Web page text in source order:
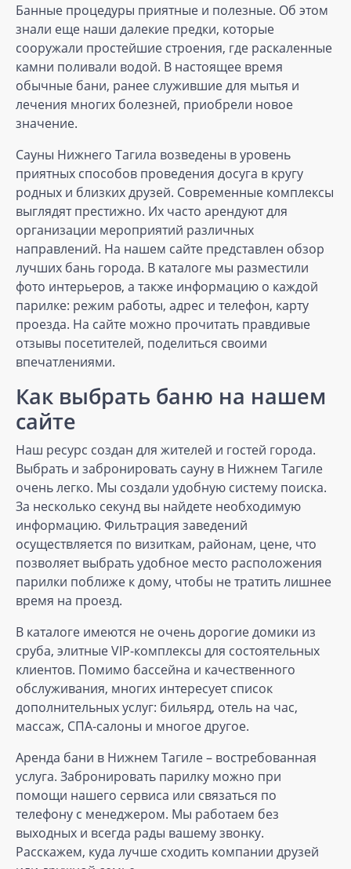
Банные процедуры приятные и полезные. Об этом
знали еще наши далекие предки, которые
сооружали простейшие строения, где раскаленные
камни поливали водой. В настоящее время
обычные бани, ранее служившие для мытья и
лечения многих болезней, приобрели новое
значение.
Сауны Нижнего Тагила возведены в уровень
приятных способов проведения досуга в кругу
родных и близких друзей. Современные комплексы
выглядят престижно. Их часто арендуют для
организации мероприятий различных
направлений. На нашем сайте представлен обзор
лучших бань города. В каталоге мы разместили
фото интерьеров, а также информацию о каждой
парилке: режим работы, адрес и телефон, карту
проезда. На сайте можно прочитать правдивые
отзывы посетителей, поделиться своими
впечатлениями.
Как выбрать баню на нашем
сайте
Наш ресурс создан для жителей и гостей города.
Выбрать и забронировать сауну в Нижнем Тагиле
очень легко. Мы создали удобную систему поиска.
За несколько секунд вы найдете необходимую
информацию. Фильтрация заведений
осуществляется по визиткам, районам, цене, что
позволяет выбрать удобное место расположения
парилки поближе к дому, чтобы не тратить лишнее
время на проезд.
В каталоге имеются не очень дорогие домики из
сруба, элитные VIP-комплексы для состоятельных
клиентов. Помимо бассейна и качественного
обслуживания, многих интересует список
дополнительных услуг: бильярд, отель на час,
массаж, СПА-салоны и многое другое.
Аренда бани в Нижнем Тагиле – востребованная
услуга. Забронировать парилку можно при
помощи нашего сервиса или связаться по
телефону с менеджером. Мы работаем без
выходных и всегда рады вашему звонку.
Расскажем, куда лучше сходить компании друзей